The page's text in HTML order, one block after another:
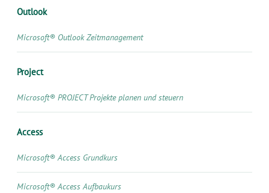
Outlook
Microsoft® Outlook Zeitmanagement
Project
Microsoft® PROJECT Projekte planen und steuern
Access
Microsoft® Access Grundkurs
Microsoft® Access Aufbaukurs